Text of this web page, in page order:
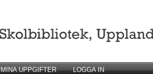
MINA UPPGIFTER LOGGA IN